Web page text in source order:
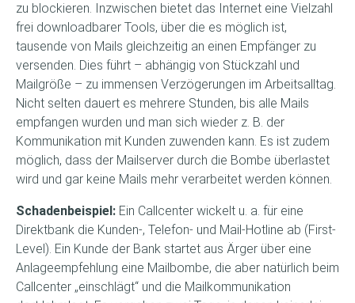
zu blockieren. Inzwischen bietet das Internet eine Vielzahl
frei downloadbarer Tools, über die es möglich ist,
tausende von Mails gleichzeitig an einen Empfänger zu
versenden. Dies führt – abhängig von Stückzahl und
Mailgröße – zu immensen Verzögerungen im Arbeitsalltag.
Nicht selten dauert es mehrere Stunden, bis alle Mails
empfangen wurden und man sich wieder z. B. der
Kommunikation mit Kunden zuwenden kann. Es ist zudem
möglich, dass der Mailserver durch die Bombe überlastet
wird und gar keine Mails mehr verarbeitet werden können.
Schadenbeispiel: Ein Callcenter wickelt u. a. für eine
Direktbank die Kunden-, Telefon- und Mail-Hotline ab (First-
Level). Ein Kunde der Bank startet aus Ärger über eine
Anlageempfehlung eine Mailbombe, die aber natürlich beim
Callcenter „einschlägt“ und die Mailkommunikation